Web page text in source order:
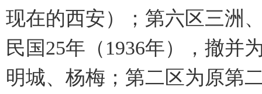
现在的西安）；第六区三洲
民国25年（1936年），撤并
明城、杨梅；第二区为原第